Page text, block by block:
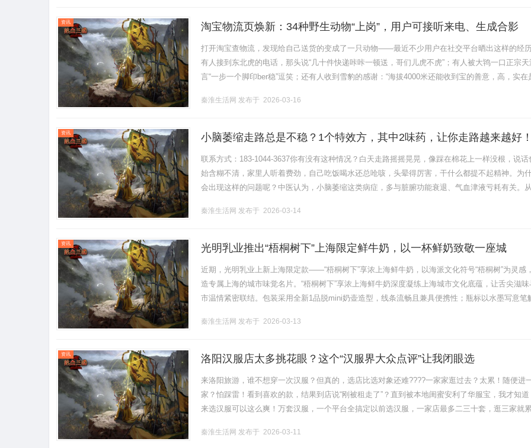
资讯 淘宝物流页焕新：34种野生动物“上岗”，用户可接听来电、生成合影
打开淘宝查物流，发现给自己送货的变成了一只动物——最近不少用户在社交平台晒出这样的经历
有人接到东北虎的电话，那头说“几十件快递咔咔一顿送，哥们儿虎不虎”；有人被大鸨一口正宗天
言“一步一个脚印ber稳”逗笑；还有人收到雪豹的感谢：“海拔4000米还能收到宝的善意，高，实在
秦淮生活网 发布于 2026-03-16
资讯 小脑萎缩走路总是不稳？1个特效方，其中2味药，让你走路越来越好！
联系方式：183-1044-3637你有没有这种情况？白天走路摇摇晃晃，像踩在棉花上一样没根，说话
始含糊不清，家里人听着费劲，自己吃饭喝水还总呛咳，头晕得厉害，干什么都提不起精神。为
会出现这样的问题呢？中医认为，小脑萎缩这类病症，多与脏腑功能衰退、气血津液亏耗有关。
秦淮生活网 发布于 2026-03-14
资讯 光明乳业推出“梧桐树下”上海限定鲜牛奶，以一杯鲜奶致敬一座城
近期，光明乳业上新上海限定款——“梧桐树下”享浓上海鲜牛奶，以海派文化符号“梧桐树”为灵感
造专属上海的城市味觉名片。“梧桐树下”享浓上海鲜牛奶深度凝练上海城市文化底蕴，让舌尖滋味
市温情紧密联结。包装采用全新1品脱mini奶壶造型，线条流畅且兼具便携性；瓶标以水墨写意笔
秦淮生活网 发布于 2026-03-13
资讯 洛阳汉服店太多挑花眼？这个“汉服界大众点评”让我闭眼选
来洛阳旅游，谁不想穿一次汉服？但真的，选店比选对象还难????一家家逛过去？太累！随便进
家？怕踩雷！看到喜欢的款，结果到店说“刚被租走了”？直到被本地闺蜜安利了华服宝，我才知道
来选汉服可以这么爽！万套汉服，一个平台全搞定以前选汉服，一家店最多二三十套，逛三家就累
明.........
秦淮生活网 发布于 2026-03-11